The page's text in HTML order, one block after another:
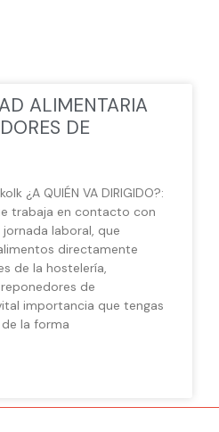
ALIMENTARIA
DE
¿A QUIÉN VA DIRIGIDO?:
trabaja en contacto con
laboral, que
directamente
de la hostelería,
de
importancia que tengas
la forma